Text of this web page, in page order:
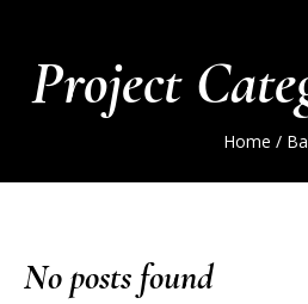
Project
Home /
No posts found